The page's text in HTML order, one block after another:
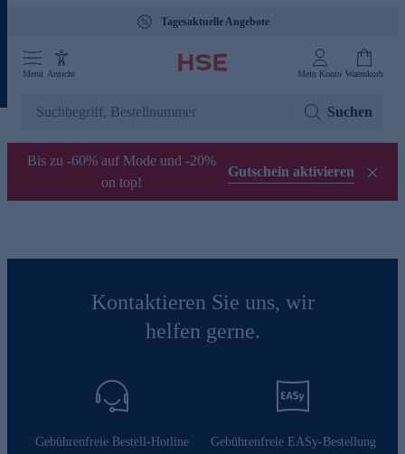
Tagesaktuelle Angebote
Menü Ansicht Mein Konto Warenkorb
Suchen
Bis zu -60% auf Mode und -20%
on top!
Gutschein aktivieren
Kontaktieren Sie uns, wir
helfen gerne.
Gebührenfreie Bestell-Hotline Gebührenfreie EASy-Bestellung